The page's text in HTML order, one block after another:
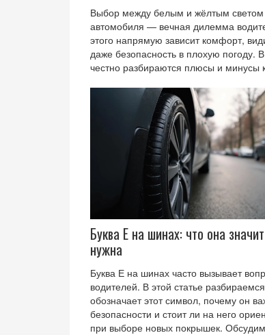
Выбор между белым и жёлтым светом
автомобиля — вечная дилемма
этого напрямую зависит комфорт,
даже безопасность в плохую погоду. В
честно разбираются плюсы и минусы
свежими фактами о современных
Узнайте, какой свет покажет себя
снегу или на сухой трассе. Получите
советы по подбору подходящих ламп.
Буква Е на шинах: что она
нужна
Буква Е на шинах часто вызывает
водителей. В этой статье
обозначает этот символ, почему он
безопасности и стоит ли на него
при выборе новых покрышек.